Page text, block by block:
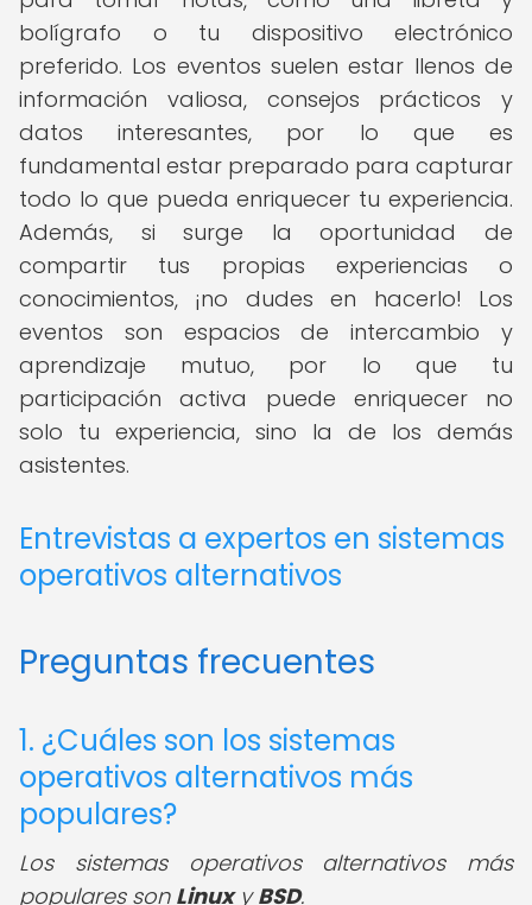
bolígrafo o tu dispositivo electrónico
preferido. Los eventos suelen estar llenos de
información valiosa, consejos prácticos y
datos interesantes, por lo que es
fundamental estar preparado para capturar
todo lo que pueda enriquecer tu experiencia.
Además, si surge la oportunidad de
compartir tus propias experiencias o
conocimientos, ¡no dudes en hacerlo! Los
eventos son espacios de intercambio y
aprendizaje mutuo, por lo que tu
participación activa puede enriquecer no
solo tu experiencia, sino la de los demás
asistentes.
Entrevistas a expertos en sistemas
operativos alternativos
Preguntas frecuentes
1. ¿Cuáles son los sistemas
operativos alternativos más
populares?
Los sistemas operativos alternativos más
populares son LinuxyBSD.